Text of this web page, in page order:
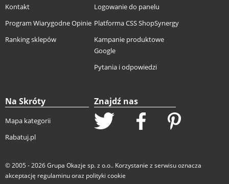
Kontakt
Program Wiarygodne Opinie
Ranking sklepów
Logowanie do panelu
Platforma CSS ShopSynergy
Kampanie produktowe
Google
Pytania i odpowiedzi
Na Skróty
Mapa kategorii
Rabatuj.pl
Znajdź nas
© 2005 - 2026Grupa Okazje sp. z o.o.. Korzystanie z serwisu oznacza
akceptację regulaminuoraz polityki cookie